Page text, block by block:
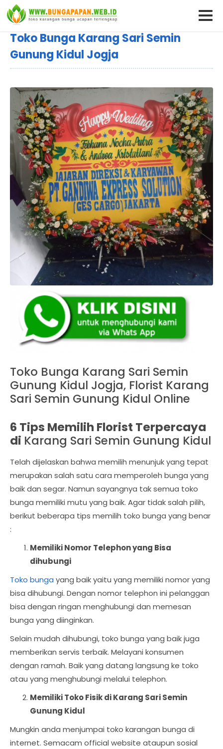
Toko Bunga Karang Sari Semin
Gunung Kidul Jogja
Toko Bunga Karang Sari Semin
Gunung Kidul Jogja, Florist Karang
Sari Semin Gunung Kidul Online
6 Tips Memilih Florist Terpercaya
di Karang Sari Semin Gunung Kidul
Telah dijelaskan bahwa memilih menunjuk yang tepat
merupakan salah satu cara memperoleh bunga yang
baik dan segar. Namun sayangnya tak semua toko
bunga memiliki mutu yang baik. Agar tidak salah pilih,
berikut beberapa tips memilih toko bunga yang benar
:
Memiliki Nomor Telephon yang Bisa
dihubungi
Toko bunga yang baik yaitu yang memiliki nomor yang
bisa dihubungi. Dengan nomor telephon ini pelanggan
bisa dengan ringan menghubungi dan memesan
bunga yang diinginkan.
Selain mudah dihubungi, toko bunga yang baik juga
memberikan servis terbaik. Melayani konsumen
dengan ramah. Baik yang datang langsung ke toko
atau yang menghubungi melalui telephon.
Memiliki Toko Fisik di Karang Sari Semin
Gunung Kidul
Mungkin anda menjumpai toko karangan bunga di
internet. Semacam official website ataupun sosial